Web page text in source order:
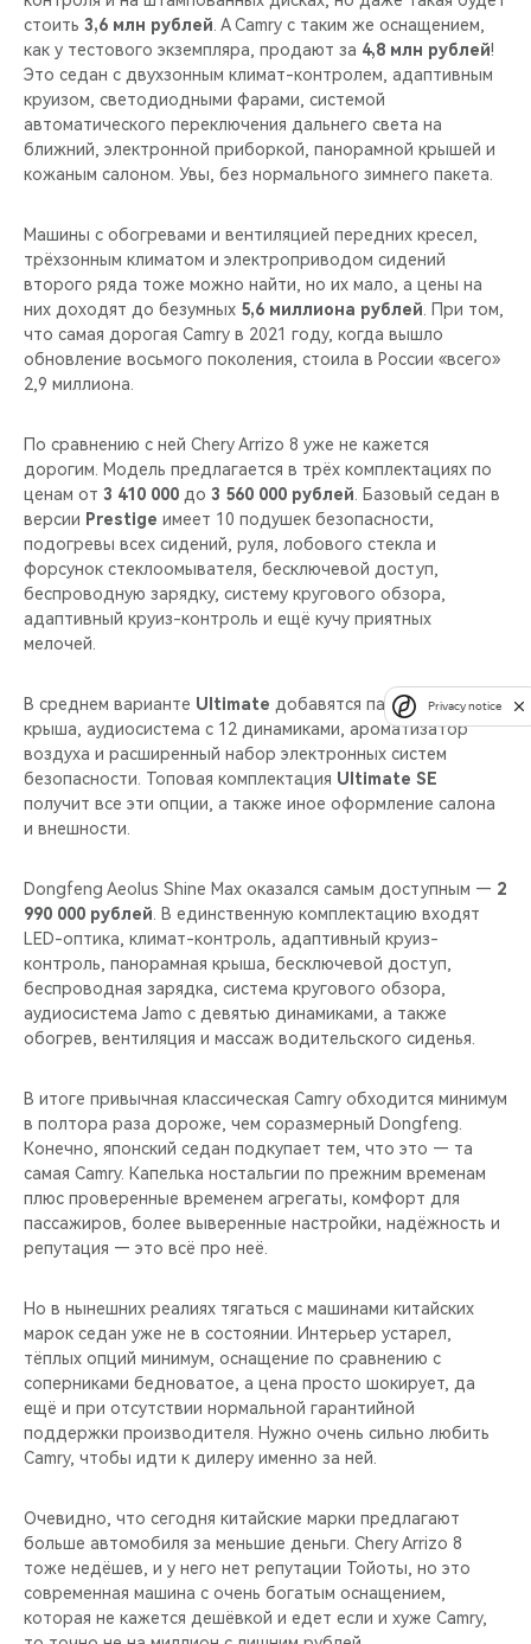
стоить 3,6 млн рублей . А Camry с таким же оснащением,
как у тестового экземпляра, продают за 4,8 млн рублей!
Это седан с двухзонным климат-контролем, адаптивным
круизом, светодиодными фарами, системой
автоматического переключения дальнего света на
ближний, электронной приборкой, панорамной крышей и
кожаным салоном. Увы, без нормального зимнего пакета.
Машины с обогревами и вентиляцией передних кресел,
трёхзонным климатом и электроприводом сидений
второго ряда тоже можно найти, но их мало, а цены на
них доходят до безумных 5,6 миллиона рублей . При том,
что самая дорогая Camry в 2021 году, когда вышло
обновление восьмого поколения, стоила в России «всего»
2,9 миллиона.
По сравнению с ней Chery Arrizo 8 уже не кажется
дорогим. Модель предлагается в трёх комплектациях по
ценам от 3 410 000 до 3 560 000 рублей . Базовый седан в
версии Prestige имеет 10 подушек безопасности,
подогревы всех сидений, руля, лобового стекла и
форсунок стеклоомывателя, бесключевой доступ,
беспроводную зарядку, систему кругового обзора,
адаптивный круиз-контроль и ещё кучу приятных
мелочей.
В среднем варианте Ultimate добавятся панорамная
крыша, аудиосистема с 12 динамиками, ароматизатор
воздуха и расширенный набор электронных систем
безопасности. Топовая комплектация Ultimate SE
получит все эти опции, а также иное оформление салона
и внешности.
Dongfeng Aeolus Shine Max оказался самым доступным — 2
990 000 рублей . В единственную комплектацию входят
LED-оптика, климат-контроль, адаптивный круиз-
контроль, панорамная крыша, бесключевой доступ,
беспроводная зарядка, система кругового обзора,
аудиосистема Jamo с девятью динамиками, а также
обогрев, вентиляция и массаж водительского сиденья.
В итоге привычная классическая Camry обходится минимум
в полтора раза дороже, чем соразмерный Dongfeng.
Конечно, японский седан подкупает тем, что это — та
самая Camry. Капелька ностальгии по прежним временам
плюс проверенные временем агрегаты, комфорт для
пассажиров, более выверенные настройки, надёжность и
репутация — это всё про неё.
Но в нынешних реалиях тягаться с машинами китайских
марок седан уже не в состоянии. Интерьер устарел,
тёплых опций минимум, оснащение по сравнению с
соперниками бедноватое, а цена просто шокирует, да
ещё и при отсутствии нормальной гарантийной
поддержки производителя. Нужно очень сильно любить
Camry, чтобы идти к дилеру именно за ней.
Очевидно, что сегодня китайские марки предлагают
больше автомобиля за меньшие деньги. Chery Arrizo 8
тоже недёшев, и у него нет репутации Тойоты, но это
современная машина с очень богатым оснащением,
которая не кажется дешёвкой и едет если и хуже Camry,
Privacy notice